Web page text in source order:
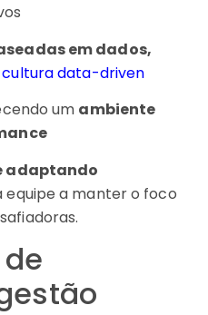
em dados,
cultura data-driven
um ambiente
adaptando
equipe a manter o foco